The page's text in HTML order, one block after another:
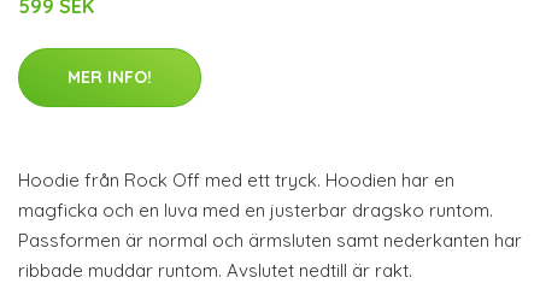
599 SEK
MER INFO!
Hoodie från Rock Off med ett tryck. Hoodien har en
magficka och en luva med en justerbar dragsko runtom.
Passformen är normal och ärmsluten samt nederkanten har
ribbade muddar runtom. Avslutet nedtill är rakt.